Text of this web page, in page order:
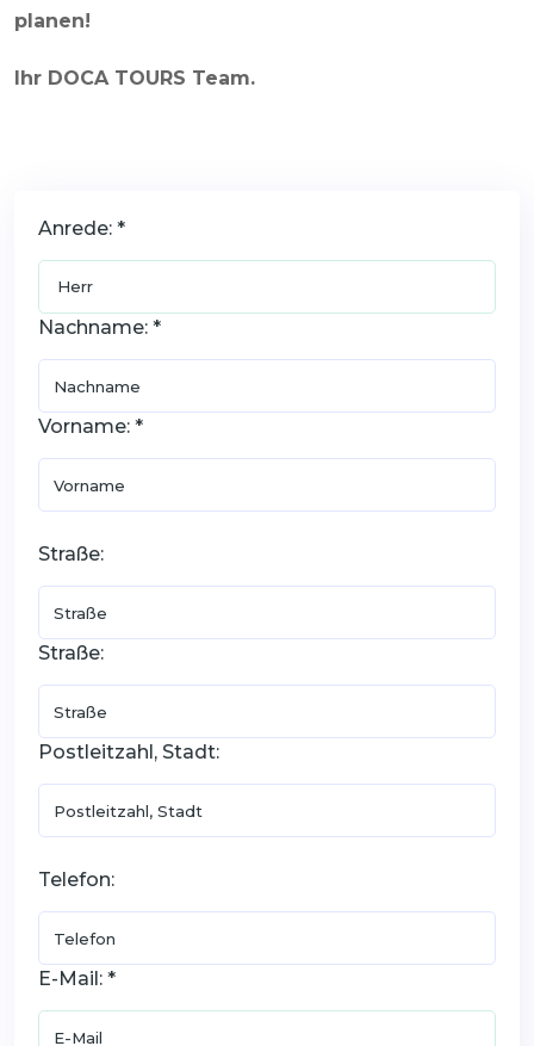
planen!
Ihr DOCA TOURS Team.
Anrede: *
Nachname: *
Vorname: *
Straße:
Straße:
Postleitzahl, Stadt:
Telefon:
E-Mail: *